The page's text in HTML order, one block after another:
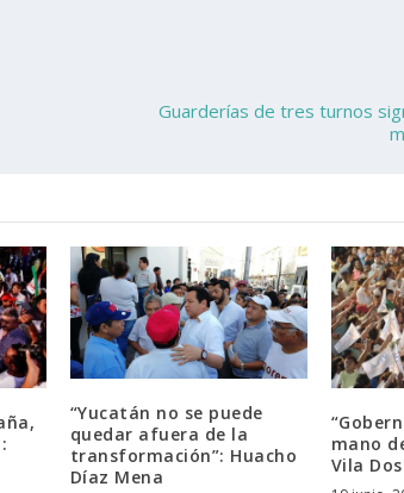
Guarderías de tres turnos
“Yucatán no se puede
quedar afuera de la
transformación”: Huacho
Díaz Mena
mano
Vila